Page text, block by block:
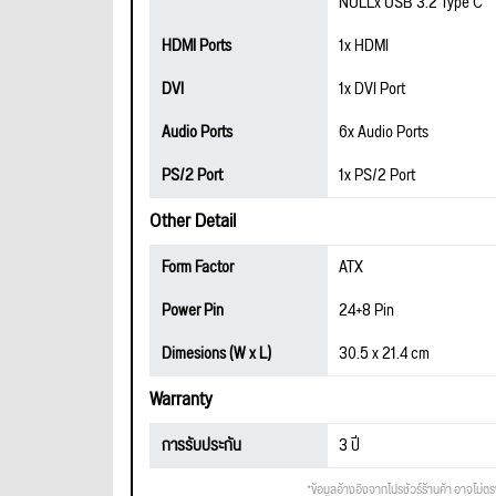
HDMI Ports
1x HDMI
DVI
1x DVI Port
Audio Ports
6x Audio Ports
PS/2 Port
1x PS/2 Port
Other Detail
Form Factor
ATX
Power Pin
24+8 Pin
Dimesions (W x L)
30.5 x 21.4 cm
Warranty
การรับประกัน 3 ปี
*ข้อมูลอ้างอิงจากโปรชัวร์ร้านค้า อาจไม่